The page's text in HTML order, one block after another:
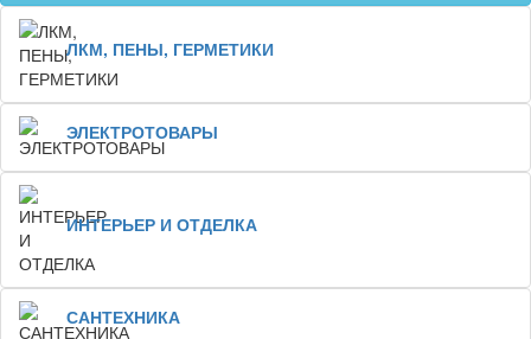
ЛКМ, ПЕНЫ, ГЕРМЕТИКИ
ЭЛЕКТРОТОВАРЫ
ИНТЕРЬЕР И ОТДЕЛКА
САНТЕХНИКА